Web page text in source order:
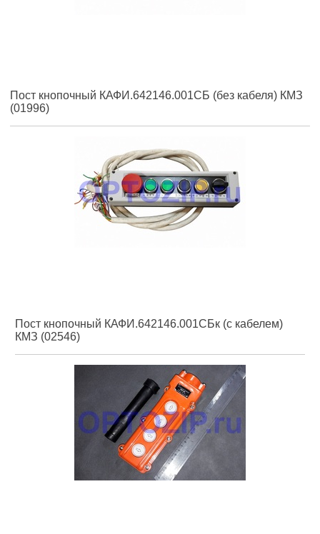
Пост кнопочный КАФИ.642146.001СБ (без кабеля) КМЗ
(01996)
Пост кнопочный КАФИ.642146.001СБк (с кабелем)
КМЗ (02546)